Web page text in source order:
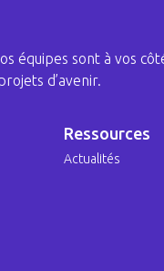
équipes sont à vos
d’avenir.
Ressources
Actualités